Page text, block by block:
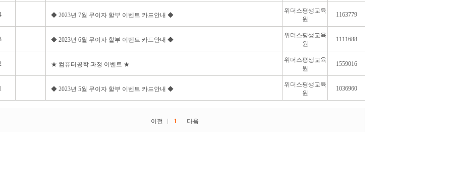
◆ 2023년 7월 무이자 할부 이벤트 카드안내 ◆
위더스평생교육
원
1163779
◆ 2023년 6월 무이자 할부 이벤트 카드안내 ◆
위더스평생교육
원
1111688
★ 컴퓨터공학 과정 이벤트 ★
위더스평생교육
원
1559016
◆ 2023년 5월 무이자 할부 이벤트 카드안내 ◆
위더스평생교육
원
1036960
이전 1 다음